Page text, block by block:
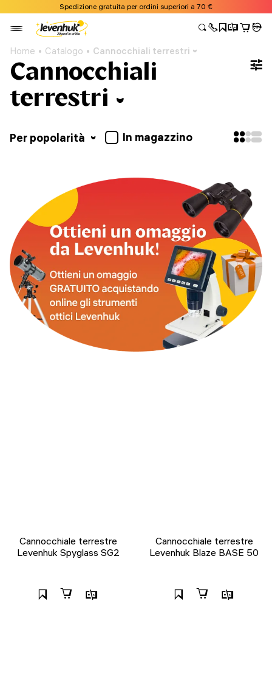
Spedizione gratuita per ordini superiori a 70 €
Home Catalogo Cannocchiali terrestri
Cannocchiali
terrestri
Per popolarità In magazzino
Cannocchiale terrestre
Levenhuk Spyglass SG2
Cannocchiale terrestre
Levenhuk Blaze BASE 50